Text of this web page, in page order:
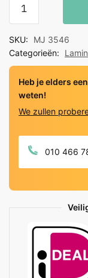
Step
Hydroseal
Bosland
Eik
Natuur
quantity
SKU:
MJ 3546
Categorieën:
Heb je elders
weten!
We zullen
010 466